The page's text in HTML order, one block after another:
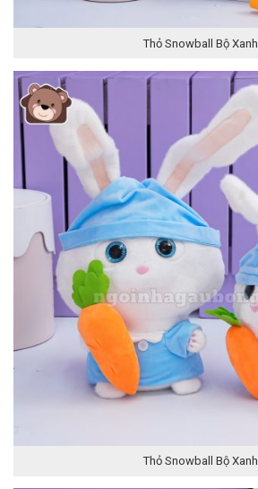
Thỏ Snowball Bộ Xanh
Thỏ Snowball Bộ Xanh